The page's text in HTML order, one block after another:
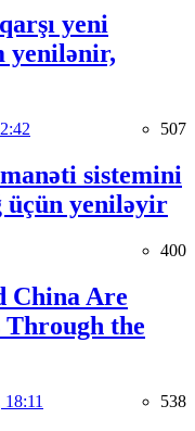
yeni
yenilənir,
507
sistemini
üçün yeniləyir
400
China Are
Through the
538